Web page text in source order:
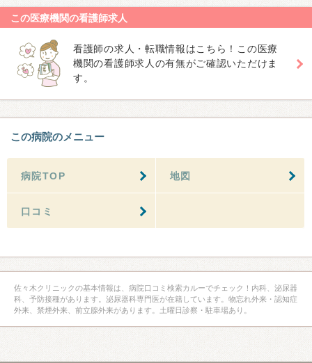
この医療機関の看護師求人
看護師の求人・転職情報はこちら！この医療
機関の看護師求人の有無がご確認いただけま
す。
この病院のメニュー
病院TOP 地図
口コミ
佐々木クリニックの基本情報は、病院口コミ検索カルーでチェック！内科、泌尿器
科、予防接種があります。泌尿器科専門医が在籍しています。物忘れ外来・認知症
外来、禁煙外来、前立腺外来があります。土曜日診察・駐車場あり。